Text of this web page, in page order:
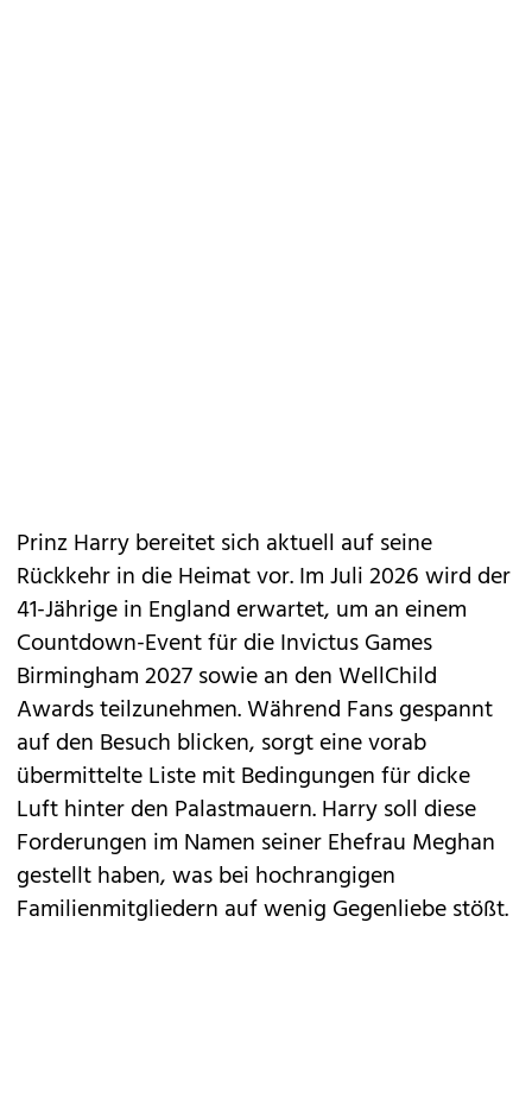
Prinz Harry bereitet sich aktuell auf seine
Rückkehr in die Heimat vor. Im Juli 2026 wird der
41-Jährige in England erwartet, um an einem
Countdown-Event für die Invictus Games
Birmingham 2027 sowie an den WellChild
Awards teilzunehmen. Während Fans gespannt
auf den Besuch blicken, sorgt eine vorab
übermittelte Liste mit Bedingungen für dicke
Luft hinter den Palastmauern. Harry soll diese
Forderungen im Namen seiner Ehefrau Meghan
gestellt haben, was bei hochrangigen
Familienmitgliedern auf wenig Gegenliebe stößt.